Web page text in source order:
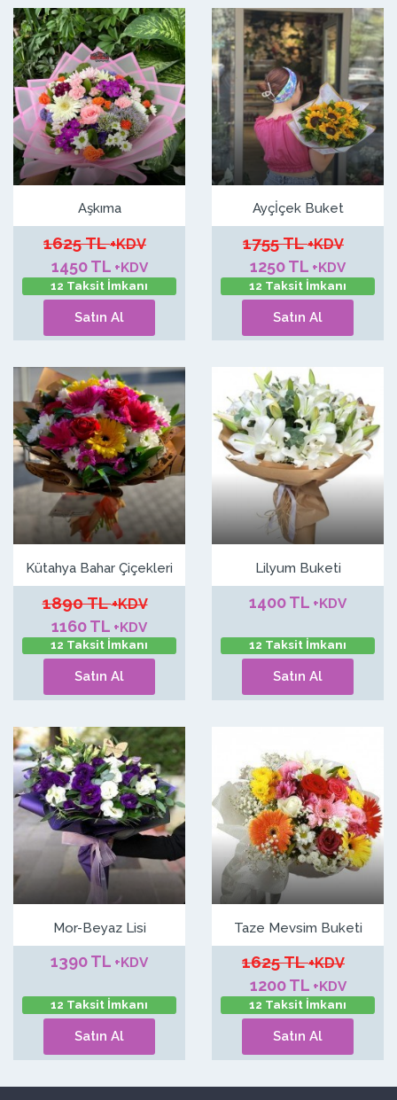
Aşkıma
1625 TL+KDV
1450 TL +KDV
12 Taksit İmkanı
Satın Al
Ayçİçek Buket
1755 TL+KDV
1250 TL +KDV
12 Taksit İmkanı
Satın Al
Kütahya Bahar Çiçekleri
1890 TL+KDV
1160 TL +KDV
12 Taksit İmkanı
Satın Al
Lilyum Buketi
1400 TL +KDV
12 Taksit İmkanı
Satın Al
Mor-Beyaz Lisi
1390 TL +KDV
12 Taksit İmkanı
Satın Al
Taze Mevsim Buketi
1625 TL+KDV
1200 TL +KDV
12 Taksit İmkanı
Satın Al